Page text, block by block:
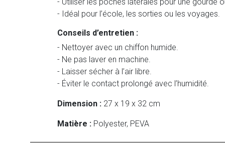
- Idéal pour l’école, les sorties ou les voyages.
Conseils d’entretien :
- Nettoyer avec un chiffon humide.
- Ne pas laver en machine.
- Laisser sécher à l’air libre.
- Éviter le contact prolongé avec l’humidité.
Dimension : 27 x 19 x 32 cm
Matière : Polyester, PEVA